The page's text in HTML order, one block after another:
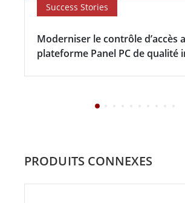
Success Stories
Moderniser le contrôle d’accès
plateforme Panel PC de qualité
PRODUITS CONNEXES